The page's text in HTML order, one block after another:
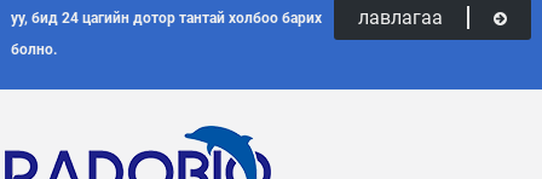
уу, бид 24 цагийн дотор тантай холбоо барих
болно.
лавлагаа